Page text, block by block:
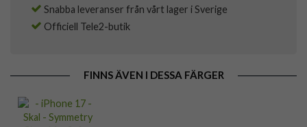
Snabba leveranser från vårt lager i Sverige
Officiell Tele2-butik
FINNS ÄVEN I DESSA FÄRGER